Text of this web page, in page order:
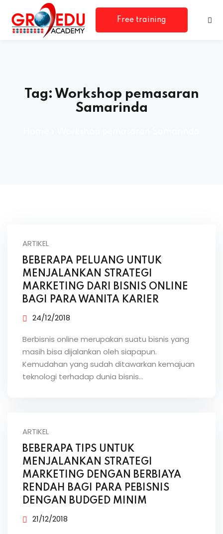
Free training
Tag: Workshop pemasaran
Samarinda
ARTIKEL
BEBERAPA PELUANG UNTUK
MENJALANKAN STRATEGI
MARKETING DARI BISNIS ONLINE
BAGI PARA WANITA KARIER
24/12/2018
Berbisnis online merupakan suatu bisnis yang
masih bisa dijalankan oleh siapapun.
Kemudahan yang sudah ditawarkan kemajuan
teknologi terhadap dunia bisnis…
ARTIKEL
BEBERAPA TIPS UNTUK
MENJALANKAN STRATEGI
MARKETING DENGAN BERBIAYA
RENDAH BAGI PARA PEBISNIS
DENGAN BUDGED MINIM
21/12/2018